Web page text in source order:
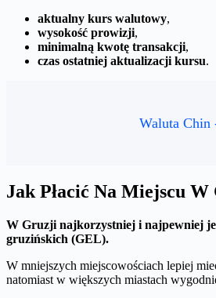
aktualny kurs walutowy,
wysokość prowizji,
minimalną kwotę transakcji,
czas ostatniej aktualizacji kursu.
Waluta Chin
Jak Płacić Na Miejscu
W Gruzji najkorzystniej i najpewniej
gruzińskich (GEL).
W mniejszych miejscowościach lepiej
natomiast w większych miastach